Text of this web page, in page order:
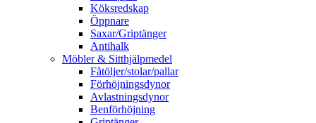
Köksredskap
Öppnare
Saxar/Griptänger
Antihalk
Möbler & Sitthjälpmedel
Fåtöljer/stolar/pallar
Förhöjningsdynor
Avlastningsdynor
Benförhöjning